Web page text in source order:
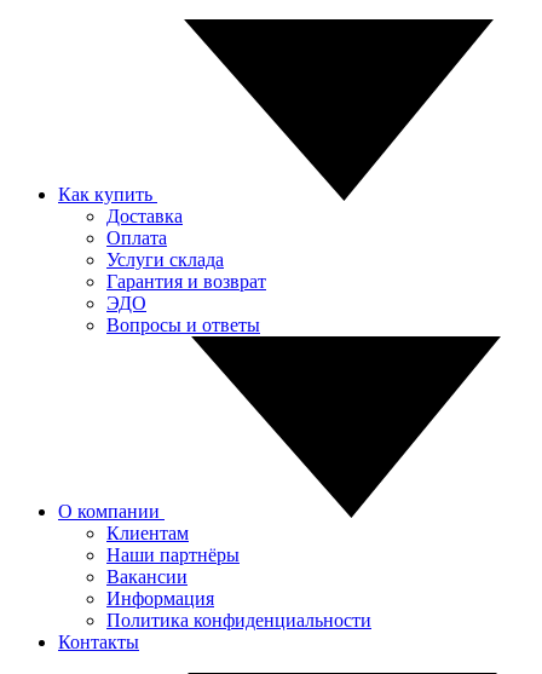
Как купить
Доставка
Оплата
Услуги склада
Гарантия и возврат
ЭДО
Вопросы и ответы
О компании
Клиентам
Наши партнёры
Вакансии
Информация
Политика конфиденциальности
Контакты